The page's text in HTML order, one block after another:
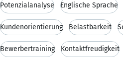
Potenzialanalyse Englische Sprache
Kundenorientierung Belastbarkeit
Bewerbertraining Kontaktfreudigkeit